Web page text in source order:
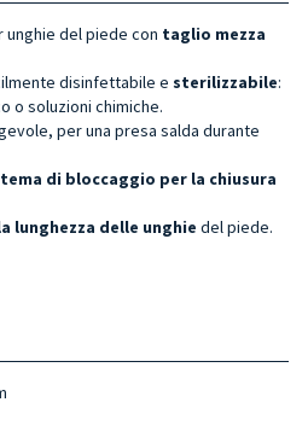
del piede con taglio mezza
disinfettabile e sterilizzabile:
o soluzioni chimiche.
per una presa salda durante
di bloccaggio per la chiusura
lunghezza delle unghie del piede.